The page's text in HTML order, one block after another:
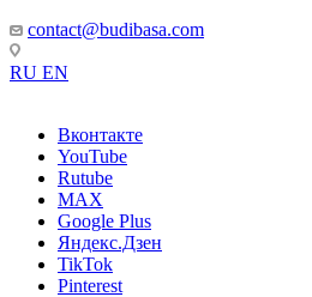
contact@budibasa.com
RU EN
Вконтакте
YouTube
Rutube
MAX
Google Plus
Яндекс.Дзен
TikTok
Pinterest